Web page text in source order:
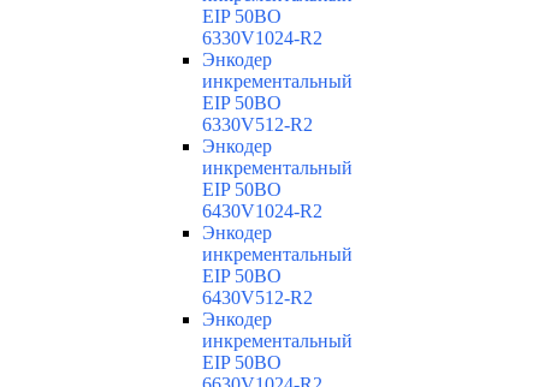
EIP 50BO
6330V1024-R2
Энкодер
инкрементальный
EIP 50BO
6330V512-R2
Энкодер
инкрементальный
EIP 50BO
6430V1024-R2
Энкодер
инкрементальный
EIP 50BO
6430V512-R2
Энкодер
инкрементальный
EIP 50BO